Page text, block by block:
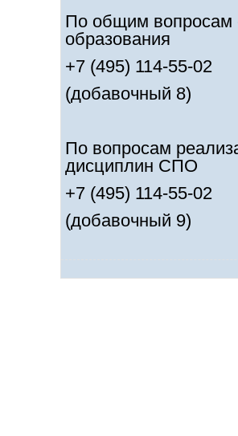
По общим вопросам
образования
+7 (495) 114-55-02
(добавочный 8)
По вопросам
дисциплин СПО
+7 (495) 114-55-02
(добавочный 9)